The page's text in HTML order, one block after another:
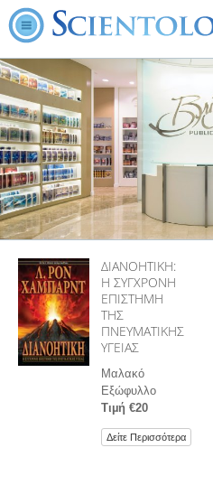
ΔΙΑΝΟΗΤΙΚΗ:
Η ΣΥΓΧΡΟΝΗ
ΕΠΙΣΤΗΜΗ
ΤΗΣ
ΠΝΕΥΜΑΤΙΚΗΣ
ΥΓΕΙΑΣ
Μαλακό
Εξώφυλλο
Τιµή €20
Δείτε Περισσότερα